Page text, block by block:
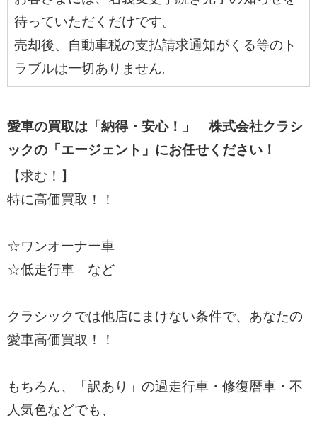
待っていただくだけです。
売却後、自動車税の支払請求通知がくる等のト
ラブルは一切ありません。
愛車の買取は「納得・安心！」 株式会社クラシ
ックの「エージェント」にお任せください！
【求む！】
特に高価買取！！
☆ワンオーナー車
☆低走行車 など
クラシックでは他店にまけない条件で、あなたの
愛車高価買取！！
もちろん、「訳あり」の過走行車・修復暦車・不
人気色などでも、